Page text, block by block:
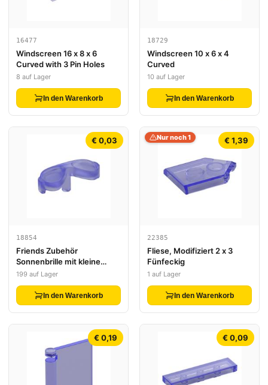
16477
Windscreen 16 x 8 x 6
Curved with 3 Pin Holes
8 auf Lager
In den Warenkorb
18729
Windscreen 10 x 6 x 4
Curved
10 auf Lager
In den Warenkorb
€ 0,03
18854
Friends Zubehör
Sonnenbrille mit kleine
Stiftung
199 auf Lager
In den Warenkorb
€ 1,39
Nur noch 1
22385
Fliese, Modifiziert 2 x 3
Fünfeckig
1 auf Lager
In den Warenkorb
€ 0,19 € 0,09